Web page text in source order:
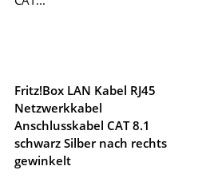
Fritz!Box LAN Kabel RJ45
Netzwerkkabel
Anschlusskabel CAT 8.1
schwarz Silber nach rechts
gewinkelt